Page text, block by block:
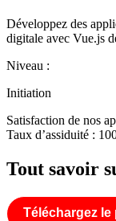
Développez des
digitale avec Vue.js
Niveau :
Initiation
Satisfaction de nos
Taux d’assiduité :
Tout savoir
Téléchargez le